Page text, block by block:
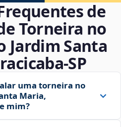
de
Torneira no
Jardim Santa
uma torneira no
Maria,
mim?